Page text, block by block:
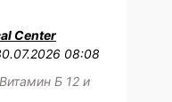
Center
08:08
Б 12 и